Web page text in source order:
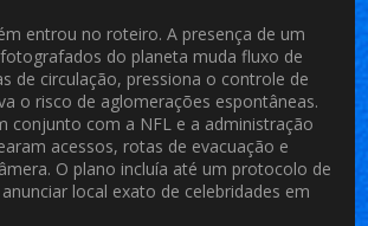
entrou no roteiro. A presença de um
do planeta muda fluxo de
de circulação, pressiona o controle de
o risco de aglomerações espontâneas.
conjunto com a NFL e a administração
acessos, rotas de evacuação e
O plano incluía até um protocolo de
local exato de celebridades em